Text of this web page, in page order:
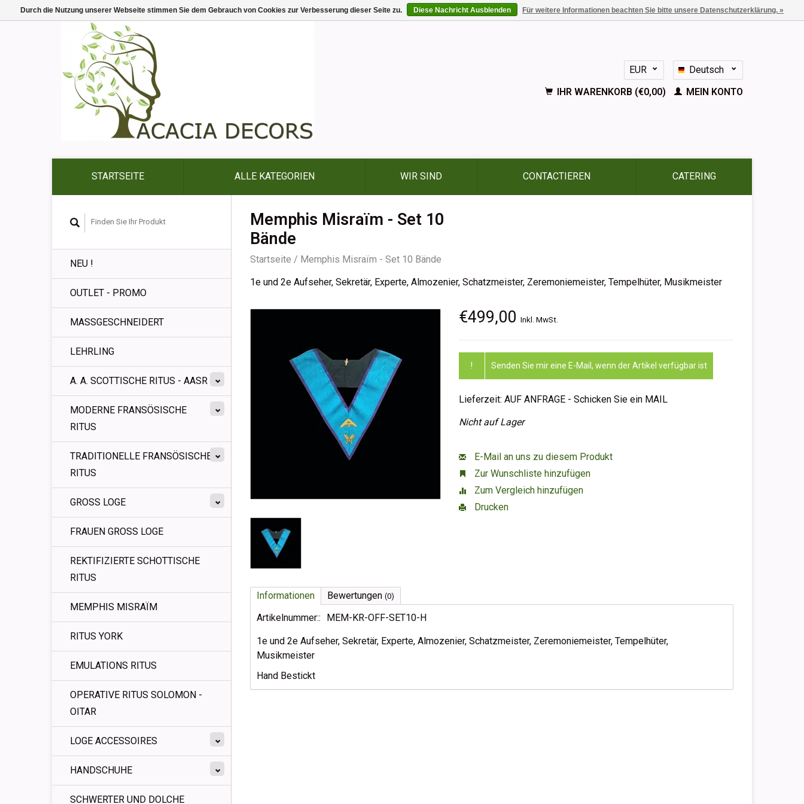
EUR
GBP
Deutsch
Nederlands
English
IHR WARENKORB (€0,00) MEIN KONTO
STARTSEITE ALLE KATEGORIEN WIR SIND CONTACTIEREN CATERING
NEU !
OUTLET - PROMO
MASSGESCHNEIDERT
LEHRLING
A. A. SCOTTISCHE RITUS - AASR
MODERNE FRANSÖSISCHE
RITUS
TRADITIONELLE FRANSÖSISCHE
RITUS
GROSS LOGE
FRAUEN GROSS LOGE
REKTIFIZIERTE SCHOTTISCHE
RITUS
MEMPHIS MISRAÏM
RITUS YORK
EMULATIONS RITUS
OPERATIVE RITUS SOLOMON -
OITAR
LOGE ACCESSOIRES
HANDSCHUHE
SCHWERTER UND DOLCHE
Memphis Misraïm - Set 10
Bände
Startseite / Memphis Misraïm - Set 10 Bände
1e und 2e Aufseher, Sekretär, Experte, Almozenier, Schatzmeister, Zeremoniemeister, Tempelhüter, Musikmeister
€499,00Inkl. MwSt.
! Senden Sie mir eine E-Mail, wenn der Artikel verfügbar ist
Lieferzeit: AUF ANFRAGE - Schicken Sie ein MAIL
Nicht auf Lager
E-Mail an uns zu diesem Produkt
Zur Wunschliste hinzufügen
Zum Vergleich hinzufügen
Drucken
Informationen Bewertungen (0)
Artikelnummer:: MEM-KR-OFF-SET10-H
1e und 2e Aufseher, Sekretär, Experte, Almozenier, Schatzmeister, Zeremoniemeister, Tempelhüter,
Musikmeister
Hand Bestickt
Durch die Nutzung unserer Webseite stimmen Sie dem Gebrauch von Cookies zur Verbesserung dieser Seite zu. Diese Nachricht Ausblenden Für weitere Informationen beachten Sie bitte unsere Datenschutzerklärung. »